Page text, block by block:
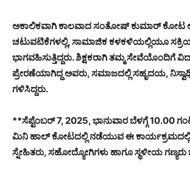
ಅಕಾಲಿಕವಾಗಿ ಕಾಲವಾದ ಸಂತೋಷ್ ಕುಮಾರ್ ಕೋಟ
ಚಟುವಟಿಕೆಗಳಲ್ಲಿ, ಸಾಮಾಜಿಕ ಕಳಕಳಿಯಲ್ಲಿಯೂ
ಭಾಗವಹಿಸುತ್ತಿದ್ದರು. ಶಿಕ್ಷಕರಾಗಿ ತಮ್ಮ ಸೇವೆಯೊಂದಿಗೆ
ಪ್ರೇರಣೆಯಾಗಿದ್ದ ಅವರು, ಸಮಾಜದಲ್ಲಿ ಸಹೃದಯ,
ಗಳಿಸಿದ್ದರು.
**ಸೆಪ್ಟೆಂಬರ್ 7, 2025, ಭಾನುವಾರ ಬೆಳಗ್ಗೆ 10.00
ಮಿನಿ ಹಾಲ್ ಕೋಟದಲ್ಲಿ ನಡೆಯುವ ಈ ಕಾರ್ಯಕ್ರಮದಲ್ಲಿ
ಸ್ನೇಹಿತರು, ಸಹೋದ್ಯೋಗಿಗಳು ಹಾಗೂ ಸ್ಥಳೀಯ ಗಣ್ಯರು